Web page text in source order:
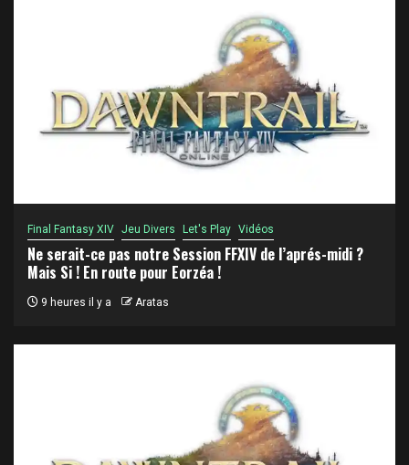
Final Fantasy XIV Jeu Divers Let's Play Vidéos
Ne serait-ce pas notre Session FFXIV de l’aprés-midi ?
Mais Si ! En route pour Eorzéa !
9 heures il y a Aratas